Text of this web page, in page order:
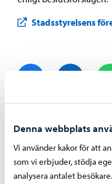
Denna webbplats
Vi använder kakor för att
som vi erbjuder, stödja
analysera antalet
Stadsstyrelsens
Dela på Facebook
Dela
Beslutsfattande -